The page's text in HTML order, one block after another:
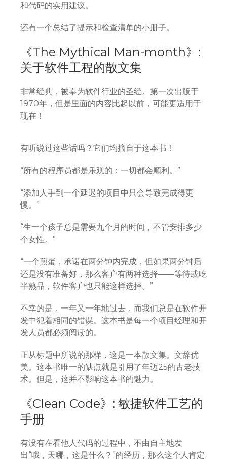
和代码的实用建议。
还有一个总结了提示和检查清单的小册子。
《The Mythical Man-month》:
关于软件工程的散文集
非常经典，被奉为软件行业的圣经。第一次出版于
1970年，但是里面的内容比起以前，可能更适用于
现在！
有听说过这些话吗？它们均摘自于这本书！
“所有的程序员都是乐观的：一切都会顺利。”
“添加人手到一个延迟的项目中只会导致完成得更
慢。”
“生一个孩子总是需要九个月的时间，不管安排多少
个女性。”
“一个煎蛋，承诺在两分钟内完成，但如果两分钟后
还是没有准备好，那么客户有两种选择——等待或吃
半熟品，软件客户也只能这样选择。”
不幸的是，一年又一年地过去，而我们总是在软件开
发中犯着相同的错误。这本书是每一个项目经理和开
发人员都必须阅读的。
正从标题中所说的那样，这是一本散文集。文辞优
美。这本书唯一的缺点就是引用了年迈25的古老技
术。但是，这并不影响这本书的魅力。
《Clean Code》: 敏捷软件工艺的
手册
有没有在看他人代码的过程中，不由自主地发
出“哦，天哪，这是什么？”的经历，那么这个人肯定